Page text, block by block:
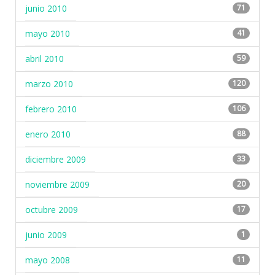
junio 2010 71
mayo 2010 41
abril 2010 59
marzo 2010 120
febrero 2010 106
enero 2010 88
diciembre 2009 33
noviembre 2009 20
octubre 2009 17
junio 2009 1
mayo 2008 11